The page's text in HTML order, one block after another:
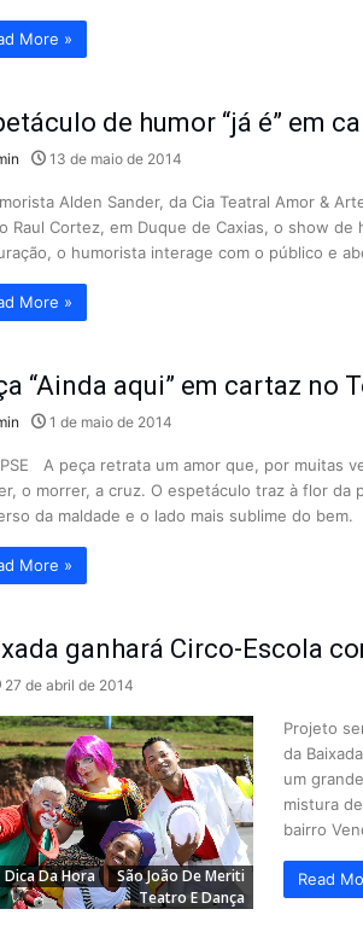
More »
de humor “já é” em
13 de maio de 2014
Alden Sander, da Cia Teatral Amor &
Raul Cortez, em Duque de Caxias, o show de
o humorista interage com o público e
More »
“Ainda aqui” em cartaz no
1 de maio de 2014
A peça retrata um amor que, por muitas
o morrer, a cruz. O espetáculo traz à flor da
da maldade e o lado mais sublime do
More »
ganhará Circo-Escola
27 de abril de 2014
Dica Da Hora
São João De Meriti
Teatro E Dança
Projeto
da
um
mistura
bairro
Read